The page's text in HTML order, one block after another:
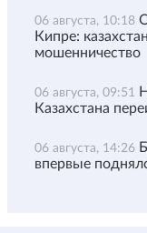
06 августа, 10:18
Кипре:
мошенничество
06 августа, 09:51
Казахстана
06 августа, 14:26
впервые